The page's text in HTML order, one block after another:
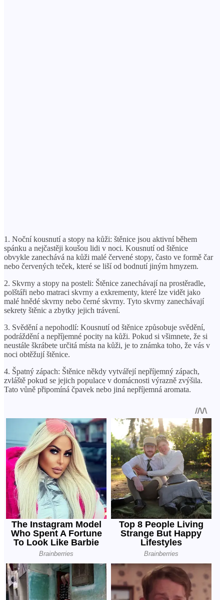
1. Noční kousnutí a stopy na kůži: štěnice jsou aktivní během
spánku a nejčastěji koušou lidi v noci. Kousnutí od štěnice
obvykle zanechává na kůži malé červené stopy, často ve formě čar
nebo červených teček, které se liší od bodnutí jiným hmyzem.
2. Skvrny a stopy na posteli: Štěnice zanechávají na prostěradle,
polštáři nebo matraci skvrny a exkrementy, které lze vidět jako
malé hnědé skvrny nebo černé skvrny. Tyto skvrny zanechávají
sekrety štěnic a zbytky jejich trávení.
3. Svědění a nepohodlí: Kousnutí od štěnice způsobuje svědění,
podráždění a nepříjemné pocity na kůži. Pokud si všimnete, že si
neustále škrábete určitá místa na kůži, je to známka toho, že vás v
noci obtěžují štěnice.
4. Špatný zápach: Štěnice někdy vytvářejí nepříjemný zápach,
zvláště pokud se jejich populace v domácnosti výrazně zvýšila.
Tato vůně připomíná čpavek nebo jiná nepříjemná aromata.